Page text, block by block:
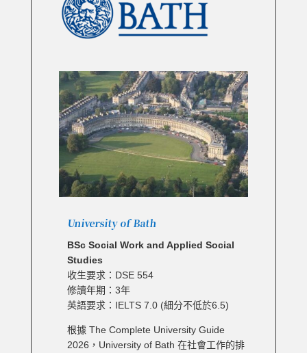
University of Bath
BSc Social Work and Applied Social
Studies
收生要求：DSE 554
修讀年期：3年
英語要求：IELTS 7.0 (細分不低於6.5)
根據 The Complete University Guide
2026，University of Bath 在社會工作的排